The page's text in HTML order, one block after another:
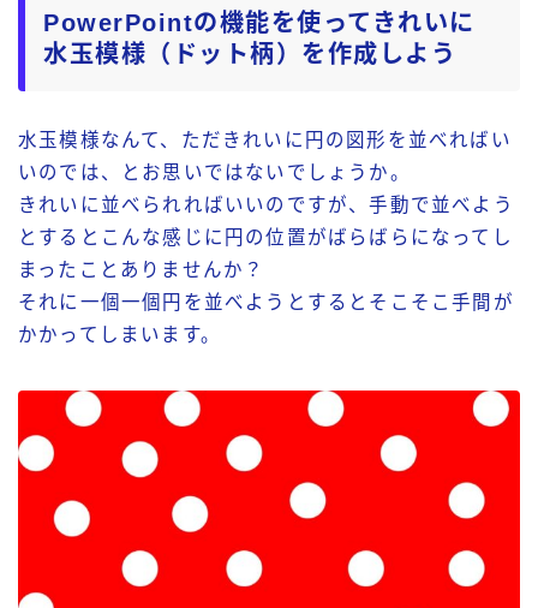
PowerPointの機能を使ってきれいに
水玉模様（ドット柄）を作成しよう
水玉模様なんて、ただきれいに円の図形を並べればい
いのでは、とお思いではないでしょうか。
きれいに並べられればいいのですが、手動で並べよう
とするとこんな感じに円の位置がばらばらになってし
まったことありませんか？
それに一個一個円を並べようとするとそこそこ手間が
かかってしまいます。